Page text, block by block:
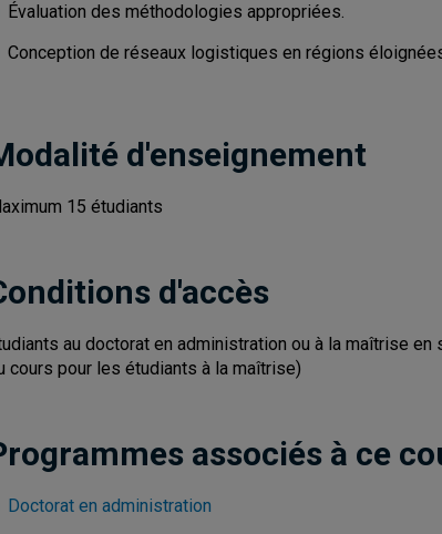
Évaluation des méthodologies appropriées.
Conception de réseaux logistiques en régions
d'enseignement
15 étudiants
d'accès
au doctorat en administration ou à la maîtrise
cours pour les étudiants à la maîtrise)
associés à ce
Doctorat en administration